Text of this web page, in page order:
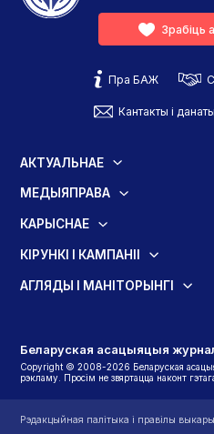
Зрабіць
Пра БАЖ
Кантакты і данаты
АКТУАЛЬНАЕ
МЕДЫЯПРАВА
КАРЫСНАЕ
КІРУНКІ І КАМПАНІІ
АГЛЯДЫ І МАНІТОРЫНГІ
Беларуская асацыяцыя
Copyright © 2008-2026 Беларуская
рэкламу. Просім не звяртацца наконт
Рэдакцыйная палітыка і правілы